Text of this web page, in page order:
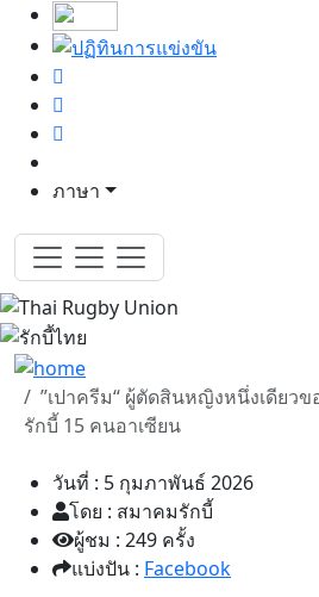
ภาษา
”เปาครีม“ ผู้ตัดสินหญิงหนึ่งเดียว
รักบี้ 15 คนอาเซียน
วันที่ : 5 กุมภาพันธ์ 2026
โดย : สมาคมรักบี้
ผู้ชม : 249 ครั้ง
แบ่งปัน : Facebook